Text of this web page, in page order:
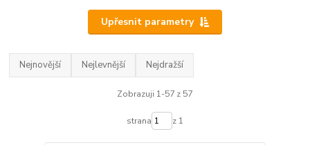
Upřesnit parametry
Nejnovější Nejlevnější Nejdražší
Zobrazuji 1-57 z 57
strana z 1